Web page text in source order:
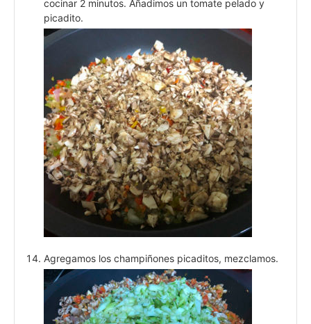
cocinar 2 minutos. Añadimos un tomate pelado y
picadito.
Agregamos los champiñones picaditos, mezclamos.